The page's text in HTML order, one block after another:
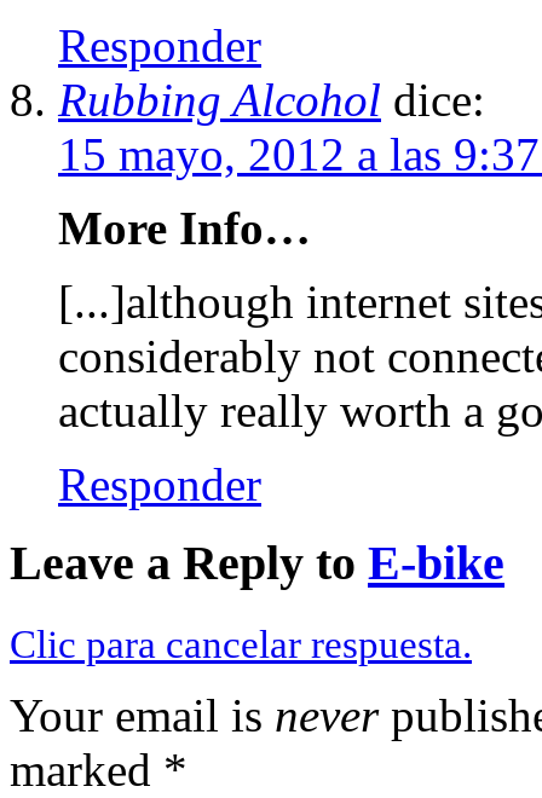
Responder
Rubbing Alcohol dice:
15 mayo, 2012 a las
More Info…
[...]although internet
considerably not
actually really worth a
Responder
Leave a Reply to E-bike
Clic para cancelar respuesta.
Your email is never
marked *